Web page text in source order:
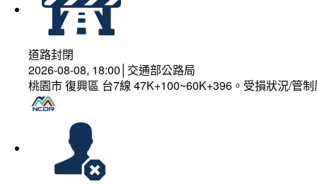
道路封閉
2026-08-08, 18:00│交通部公路局
桃園市 復興區 台7線 47K+100~60K+396。受損狀況/管